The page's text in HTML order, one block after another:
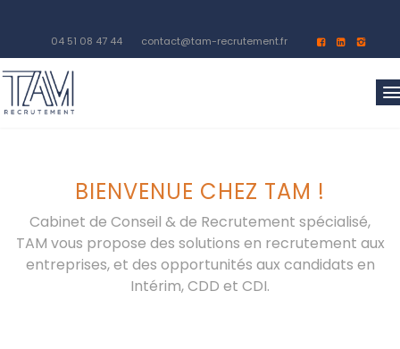
04 51 08 47 44 contact@tam-recrutement.fr
BIENVENUE CHEZ TAM !
Cabinet de Conseil & de Recrutement spécialisé,
TAM vous propose des solutions en recrutement aux
entreprises, et des opportunités aux candidats en
Intérim, CDD et CDI.